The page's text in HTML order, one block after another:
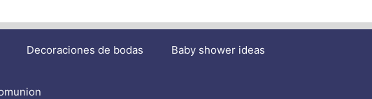
Decoraciones de bodas Baby shower ideas